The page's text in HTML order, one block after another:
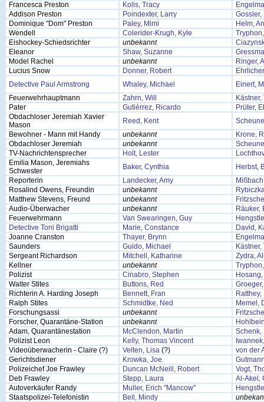
Francesca Preston Kolis, Tracy
Addison Preston
Poindexter, Larry
Gossler,
Dominique "Dom" Preston
Paley, Mimi
Helm,
Wendell
Colerider-Krugh, Kyle
Eishockey-Schiedsrichter
unbekannt
Eleanor
Shaw, Suzanne
Model Rachel
unbekannt
Ringer,
Lucius Snow
Donner, Robert
Detective Paul Armstrong
Whaley, Michael
Einert,
Feuerwehrhauptmann
Zahrn, Will
Pater
Gutiérrez, Ricardo
Prüter,
Obdachloser Jeremiah Xavier
Mason
Reed, Kent
Bewohner - Mann mit Handy
unbekannt
Krone,
Obdachloser Jeremiah
unbekannt
TV-Nachrichtensprecher
Holt, Lester
Emilia Mason, Jeremiahs
Schwester
Baker, Cynthia
Herbst,
Reporterin
Landecker, Amy
Rosalind Owens, Freundin
unbekannt
Matthew Stevens, Freund
unbekannt
Audio-Überwacher
unbekannt
Räuker,
Feuerwehrmann
Van Swearingen, Guy
Detective Toni Brigatti
Marie, Constance
David,
Joanne Cranston
Thayer, Brynn
Saunders
Guido, Michael
Sergeant Richardson
Mitchell, Katharine
Zydra,
Kellner
unbekannt
Polizist
Cinabro, Stephen
Walter Stites
Buttons, Red
Richterin A. Harding Joseph
Bennett, Fran
Ralph Stites
Schmidtke, Ned
Memel,
Forschungsassi
unbekannt
Forscher, Quarantäne-Station
unbekannt
Adam, Quarantänestation
McClendon, Martin
Schenk,
Polizist Leon
Kelly, Thomas Vincent
Videoüberwacherin - Claire (?)
Velten, Lisa (?)
von der
Gerichtsdiener
Krowka, Joe
Polizeichef Joe Frawley
Duncan McNeill, Robert
Vogt,
Deb Frawley
Stepp, Laura
Al-Akel,
Autoverkäufer Randy
Muller, Erich "Mancow"
Staatspolizei-Telefonistin
Bell, Mindy